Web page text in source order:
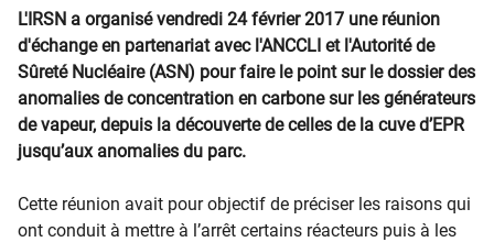
L'IRSN a organisé vendredi 24 février 2017 une réunion
d'échange en partenariat avec l'ANCCLI et l'Autorité de
Sûreté Nucléaire (ASN) pour faire le point sur le dossier des
anomalies de concentration en carbone sur les générateurs
de vapeur, depuis la découverte de celles de la cuve d’EPR
jusqu’aux anomalies du parc.
Cette réunion avait pour objectif de préciser les raisons qui
ont conduit à mettre à l’arrêt certains réacteurs puis à les